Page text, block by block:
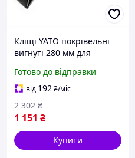
Кліщі YATO покрівельні
вигнуті 280 мм для
оброблення черепиці
металу
Готово до відправки
від 192₴/міс
1 151 ₴
2 302 ₴
Купити